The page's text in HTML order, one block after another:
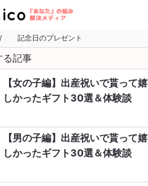
/ 記念日のプレゼント
る記事
【女の子編】出産祝いで貰って嬉
しかったギフト30選＆体験談
【男の子編】出産祝いで貰って嬉
しかったギフト30選＆体験談